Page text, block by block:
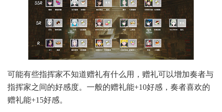
可能有些指挥家不知道赠礼有什么用，赠礼可以增加奏者与
指挥家之间的好感度。一般的赠礼能+10好感，奏者喜欢的
赠礼能+15好感。